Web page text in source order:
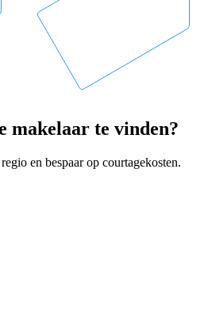
makelaar te vinden?
en bespaar op courtagekosten.